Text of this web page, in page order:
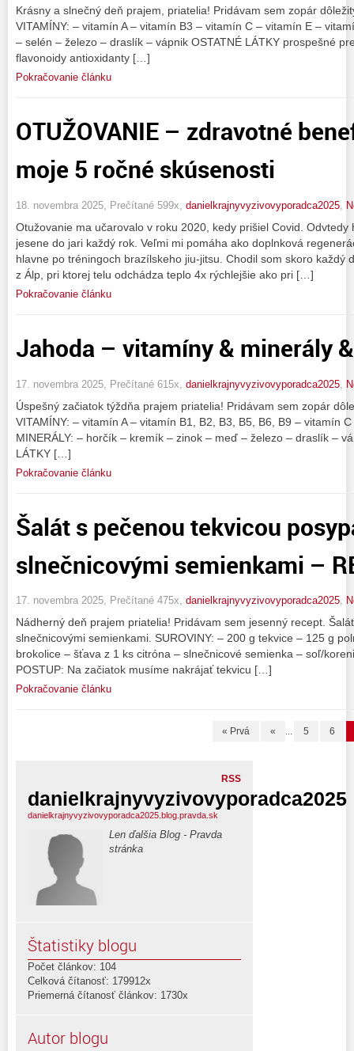
Krásny a slnečný deň prajem, priatelia! Pridávam sem zopár
VITAMÍNY: – vitamín A – vitamín B3 – vitamín C – vitamín E –
– selén – železo – draslík – vápnik OSTATNÉ LÁTKY prospešné
flavonoidy antioxidanty […]
Pokračovanie článku
OTUŽOVANIE – zdravotné
moje 5 ročné skúsenosti
18. novembra 2025, Prečítané 599x, danielkrajnyvyzivovyporadca2025
Otužovanie ma učarovalo v roku 2020, kedy prišiel Covid.
jesene do jari každý rok. Veľmi mi pomáha ako doplnková
hlavne po tréningoch brazílskeho jiu-jitsu. Chodil som skoro každý
z Álp, pri ktorej telu odchádza teplo 4x rýchlejšie ako pri […]
Pokračovanie článku
Jahoda – vitamíny & minerály
17. novembra 2025, Prečítané 615x, danielkrajnyvyzivovyporadca2025
Úspešný začiatok týždňa prajem priatelia! Pridávam sem zopár
VITAMÍNY: – vitamín A – vitamín B1, B2, B3, B5, B6, B9 – vitamín
MINERÁLY: – horčík – kremík – zinok – meď – železo – draslík –
LÁTKY […]
Pokračovanie článku
Šalát s pečenou tekvicou
slnečnicovými semienkami –
17. novembra 2025, Prečítané 475x, danielkrajnyvyzivovyporadca2025,
Nádherný deň prajem priatelia! Pridávam sem jesenný recept.
slnečnicovými semienkami. SUROVINY: – 200 g tekvice – 125 g
brokolice – šťava z 1 ks citróna – slnečnicové semienka – soľ/
POSTUP: Na začiatok musíme nakrájať tekvicu […]
Pokračovanie článku
« Prvá « ... 5 6
RSS
danielkrajnyvyzivovyporadca2025
danielkrajnyvyzivovyporadca2025.blog.pravda.sk
Len ďalšia Blog - Pravda
stránka
Štatistiky blogu
Počet článkov: 104
Celková čítanosť: 179912x
Priemerná čítanosť článkov: 1730x
Autor blogu